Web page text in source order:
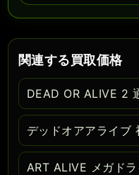
関連する買取価格
DEAD OR ALIVE 2
デッドオアアライブ
ART ALIVE メガド